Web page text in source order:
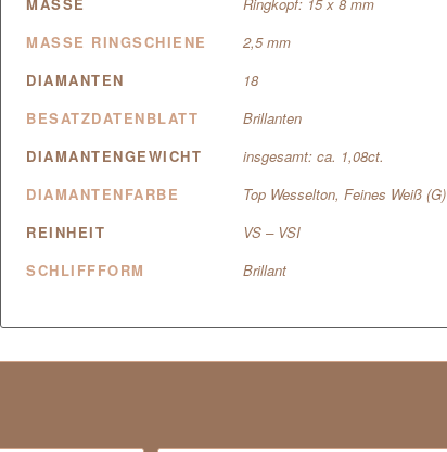
MASSE RINGSCHIENE
2,5 mm
DIAMANTEN
18
BESATZDATENBLATT
Brillanten
DIAMANTENGEWICHT
insgesamt: ca. 1,08ct.
DIAMANTENFARBE
Top Wesselton, Feines Weiß (G)
REINHEIT
VS – VSI
SCHLIFFFORM
Brillant